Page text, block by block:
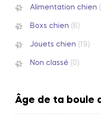
Alimentation chien
Boxs chien (6)
Jouets chien (19)
Non classé (0)
Âge de ta boule